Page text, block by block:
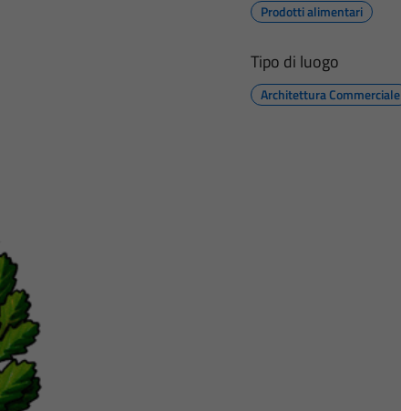
Prodotti alimentari
Tipo di luogo
Architettura Commerciale